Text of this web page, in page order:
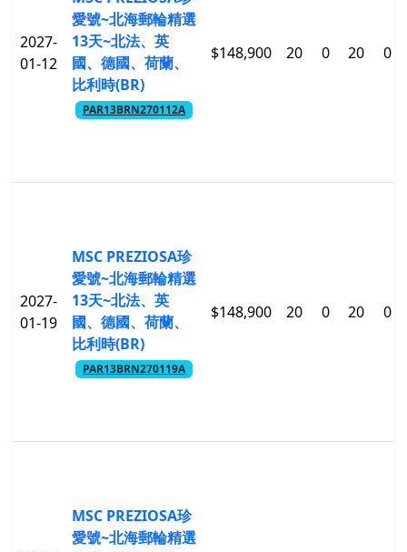
2027-
01-12
愛號~北海郵輪精選
13天~北法、英
國、德國、荷蘭、
比利時(BR)
PAR13BRN270112A
$148,900 20 0 20 0
2027-
01-19
MSC PREZIOSA珍
愛號~北海郵輪精選
13天~北法、英
國、德國、荷蘭、
比利時(BR)
PAR13BRN270119A
$148,900 20 0 20 0
MSC PREZIOSA珍
愛號~北海郵輪精選